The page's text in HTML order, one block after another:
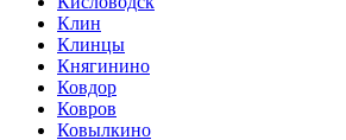
Клин
Клинцы
Княгинино
Ковдор
Ковров
Ковылкино